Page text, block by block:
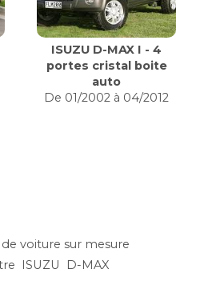
ISUZU D-MAX I - 4
portes cristal boite
auto
De 01/2002 à 04/2012
voiture sur mesure
ISUZU D-MAX